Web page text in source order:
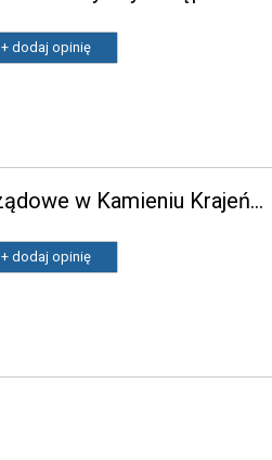
+ dodaj opinię
Przedszkole Samorządowe w Kamieniu Krajeńskim
+ dodaj opinię